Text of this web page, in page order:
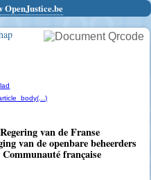
OpenJustice.be
van de Franse
van de openbare beheerders
française